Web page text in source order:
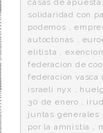
casas de
solidaridad con
podemos ,
autoctonas ,
elitista ,
federacion de
federacion vasca
israeli nyx ,
30 de enero ,
juntas generales
por la amnistia ,